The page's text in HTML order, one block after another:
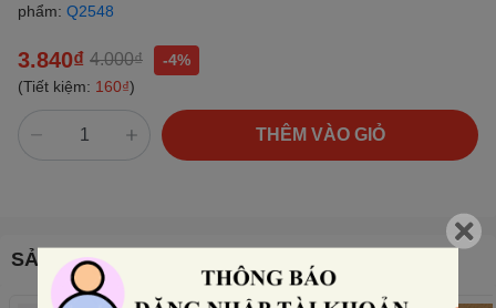
phẩm: Q2548
3.840₫ 4.000₫
-4%
(Tiết kiệm: 160₫)
THÊM VÀO GIỎ
SẢN PHẨM THƯỜNG MUA CÙNG